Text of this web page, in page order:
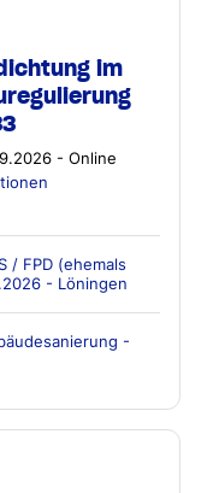
im
- Online
/ FPD (ehemals
- Löningen
-